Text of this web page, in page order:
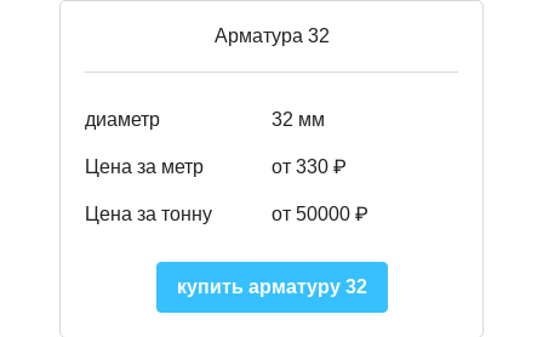
Арматура 32
диаметр 32 мм
Цена за метр от 330 ₽
Цена за тонну от 50000 ₽
купить арматуру 32